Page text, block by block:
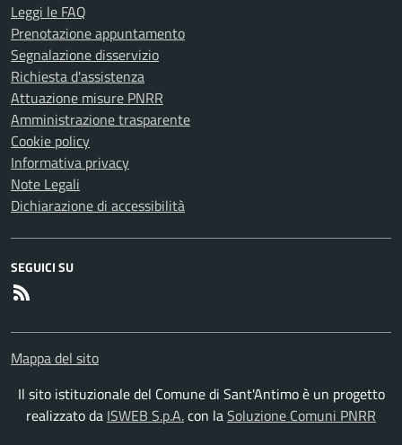
Leggi le FAQ
Prenotazione appuntamento
Segnalazione disservizio
Richiesta d'assistenza
Attuazione misure PNRR
Amministrazione trasparente
Cookie policy
Informativa privacy
Note Legali
Dichiarazione di accessibilità
SEGUICI SU
Mappa del sito
Il sito istituzionale del Comune di Sant'Antimo è un progetto
realizzato da ISWEB S.p.A.con laSoluzione Comuni PNRR